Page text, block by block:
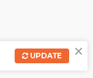
×
UPDATE